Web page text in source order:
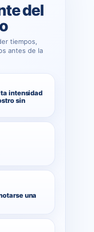
del
tiempos,
antes de la
intensidad
sin
una